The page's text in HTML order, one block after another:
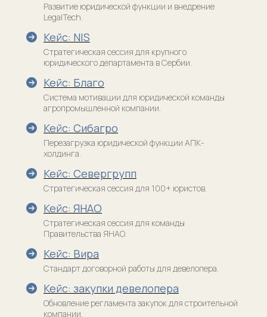
Развитие юридической функции и внедрение
LegalTech.
Кейс: NIS
Стратегическая сессия для крупного
юридического департамента в Сербии.
Кейс: Благо
Система мотивации для юридической команды
агропромышленной компании.
Кейс: Сибагро
Перезагрузка юридической функции АПК-
холдинга.
Кейс: Севергрупп
Стратегическая сессия для 100+ юристов.
Кейс: ЯНАО
Стратегическая сессия для команды
Правительства ЯНАО.
Кейс: Вира
Стандарт договорной работы для девелопера.
Кейс: закупки девелопера
Обновление регламента закупок для строительной
компании.
Сообщества
Телеграм-каналы
Закрытый клуб
Медиа
Клуб выпускников
info@legal-management.ru
Управление юридическими проектами
Менеджмент договорных процессов
Менеджер по юридическим операциям
Марафон Юридического
Психология управления юридической
командой
Управление интеллектуальной
Мастерская юридического
бизнеса
Кейсы (42+)
Журнал «По
существу»
Никифоров || Юридический менеджмент
+7 926 166 67 17
Контакты